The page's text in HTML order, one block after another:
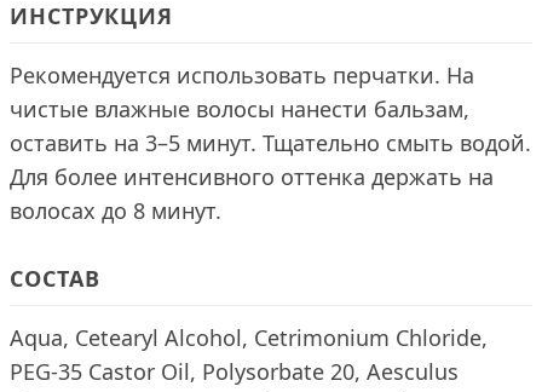
ИНСТРУКЦИЯ
Рекомендуется использовать перчатки. На
чистые влажные волосы нанести бальзам,
оставить на 3–5 минут. Тщательно смыть водой.
Для более интенсивного оттенка держать на
волосах до 8 минут.
СОСТАВ
Aqua, Cetearyl Alcohol, Cetrimonium Chloride,
PEG-35 Castor Oil, Polysorbate 20, Aesculus